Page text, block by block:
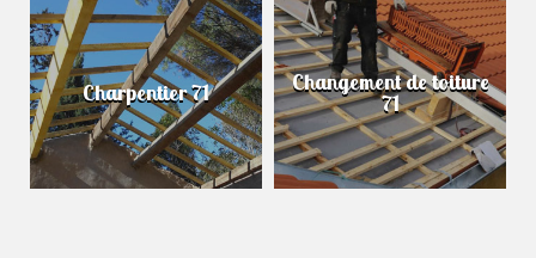
Charpentier 71 Changement de toiture
71